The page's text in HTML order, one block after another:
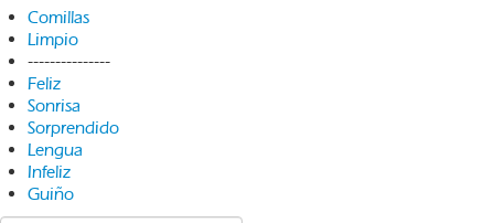
Comillas
Limpio
---------------
Feliz
Sonrisa
Sorprendido
Lengua
Infeliz
Guiño